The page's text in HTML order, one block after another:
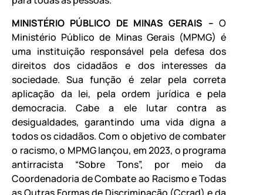
MINISTÉRIO PÚBLICO DE MINAS GERAIS – O
Ministério Público de Minas Gerais (MPMG) é
uma instituição responsável pela defesa dos
direitos dos cidadãos e dos interesses da
sociedade. Sua função é zelar pela correta
aplicação da lei, pela ordem jurídica e pela
democracia. Cabe a ele lutar contra as
desigualdades, garantindo uma vida digna a
todos os cidadãos. Com o objetivo de combater
o racismo, o MPMG lançou, em 2023, o programa
antirracista “Sobre Tons”, por meio da
Coordenadoria de Combate ao Racismo e Todas